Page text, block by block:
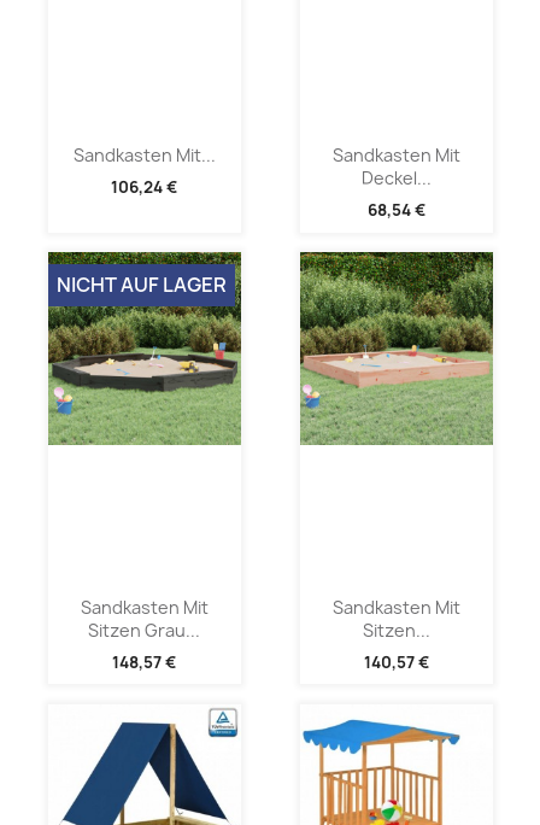
Sandkasten Mit...
106,24 €
Sandkasten Mit
Deckel...
68,54 €
Sandkasten Mit
Sitzen Grau...
148,57 €
NICHT AUF LAGER
Sandkasten Mit
Sitzen...
140,57 €